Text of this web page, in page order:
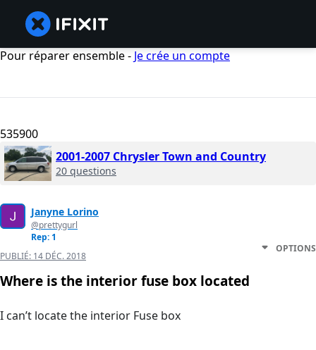
Pour réparer ensemble - Je crée un compte
535900
2001-2007 Chrysler Town and Country
20 questions
Janyne Lorino
@prettygurl
Rep: 1
PUBLIÉ: 14 DÉC. 2018
OPTIONS
Where is the interior fuse box located
I can’t locate the interior Fuse box